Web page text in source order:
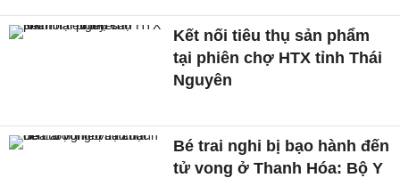
Kết nối tiêu thụ sản phẩm
tại phiên chợ HTX tỉnh Thái
Nguyên
Bé trai nghi bị bạo hành đến
tử vong ở Thanh Hóa: Bộ Y